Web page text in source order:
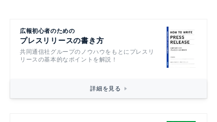
広報初心者のための
プレスリリースの書き方
共同通信社グループのノウハウをもとにプレスリ
リースの基本的なポイントを解説！
詳細を見る